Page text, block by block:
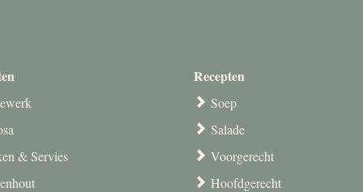
& Servies
Recepten
Soep
Salade
Voorgerecht
Hoofdgerecht